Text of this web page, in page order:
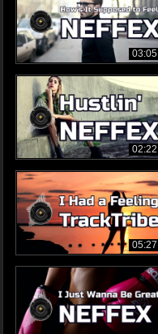
03:05
02:22
05:27